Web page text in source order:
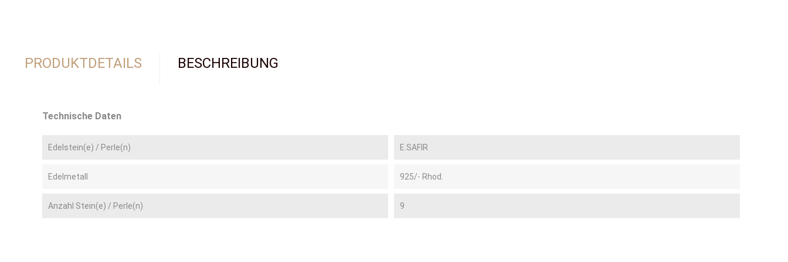
PRODUKTDETAILS BESCHREIBUNG
Technische Daten
Edelstein(e) / Perle(n) E.SAFIR
Edelmetall 925/- Rhod.
Anzahl Stein(e) / Perle(n) 9